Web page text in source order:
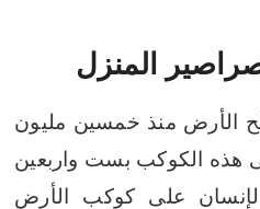
المنزل
الأرض منذ خمسين مليون
هذه الكوكب بست واربعين
على كوكب الأرض